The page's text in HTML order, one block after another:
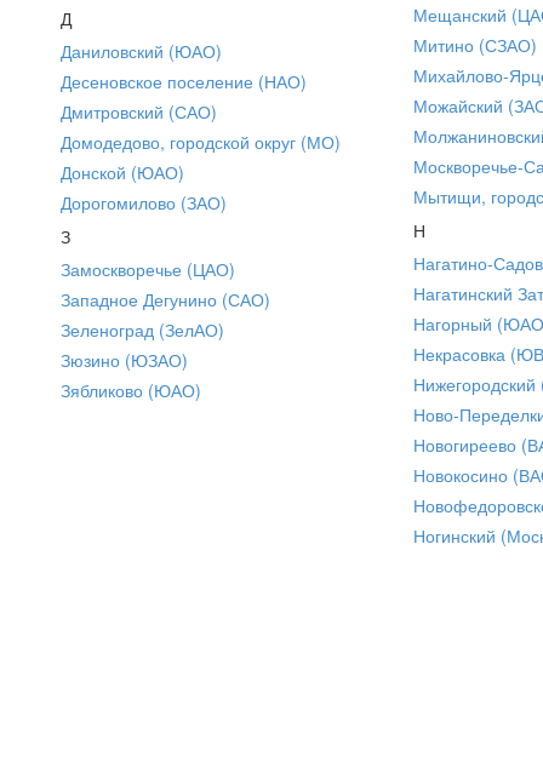
Д
Даниловский (ЮАО)
Десеновское поселение (НАО)
Дмитровский (САО)
Домодедово, городской округ (МО)
Донской (ЮАО)
Дорогомилово (ЗАО)
З
Замоскворечье (ЦАО)
Западное Дегунино (САО)
Зеленоград (ЗелАО)
Зюзино (ЮЗАО)
Зябликово (ЮАО)
Мещанский
Митино (СЗАО)
Михайлово-
Можайский
Москворечье-
Мытищи,
Н
Нагатино-
Нагатинский
Нагорный
Некрасовка
Ново-
Новогиреево
Новокосино
Ногинский